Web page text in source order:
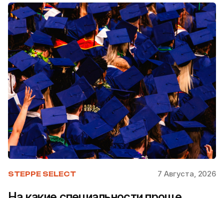
STEPPE SELECT 7 Августа, 2026